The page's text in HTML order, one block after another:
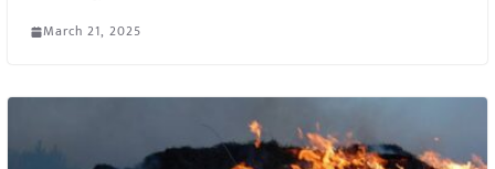
March 21, 2025